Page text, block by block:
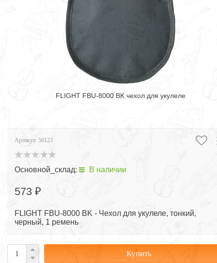
FLIGHT FBU-8000 BK чехол для укулеле
Артикул: 56123
Основной_склад: В наличии
573 ₽
FLIGHT FBU-8000 BK - Чехол для укулеле, тонкий,
черный, 1 ремень
Купить